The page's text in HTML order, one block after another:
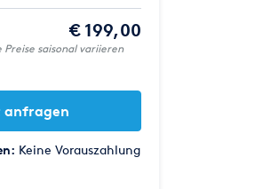
€ 199,00
Preise saisonal variieren
anfragen
Keine Vorauszahlung